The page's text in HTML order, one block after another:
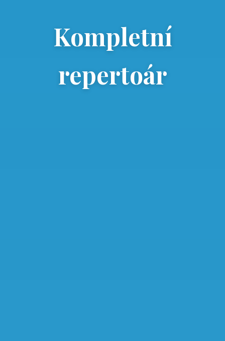
Kompletní
repertoár